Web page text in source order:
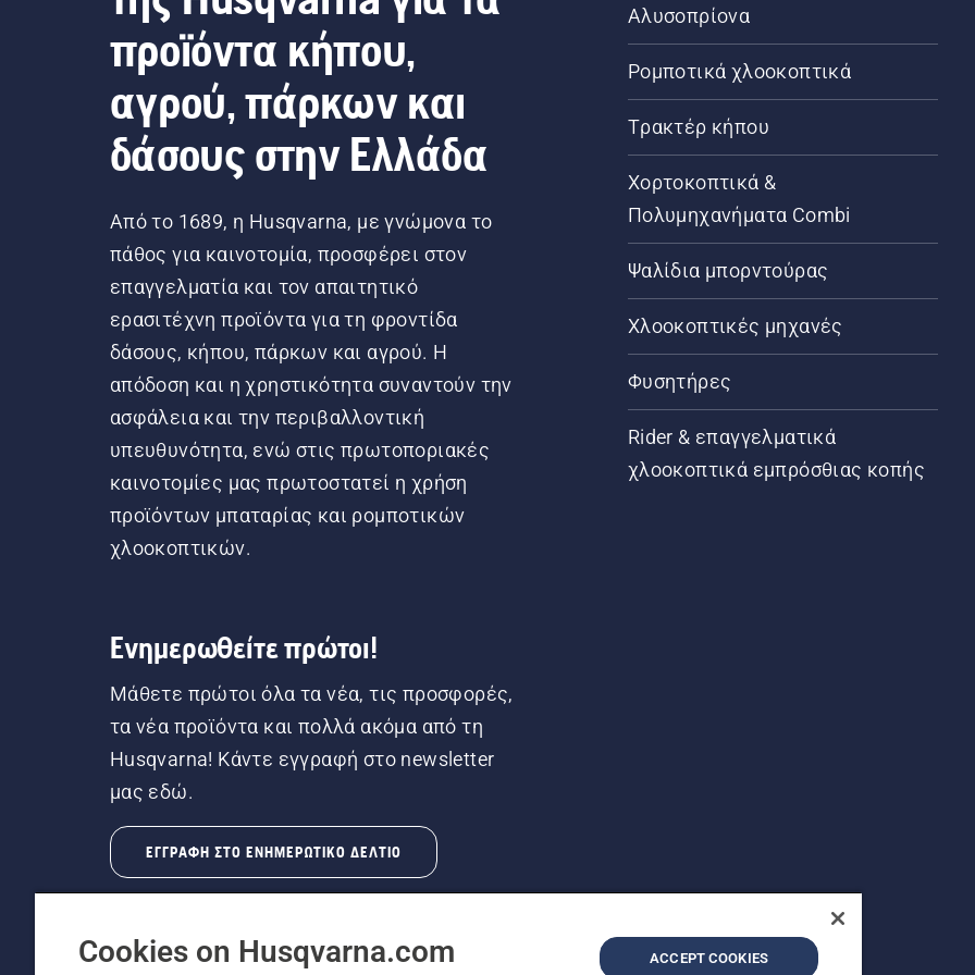
προϊόντα κήπου,
αγρού, πάρκων και
δάσους στην Ελλάδα
Από το 1689, η Husqvarna, με γνώμονα το
πάθος για καινοτομία, προσφέρει στον
επαγγελματία και τον απαιτητικό
ερασιτέχνη προϊόντα για τη φροντίδα
δάσους, κήπου, πάρκων και αγρού. Η
απόδοση και η χρηστικότητα συναντούν την
ασφάλεια και την περιβαλλοντική
υπευθυνότητα, ενώ στις πρωτοποριακές
καινοτομίες μας πρωτοστατεί η χρήση
προϊόντων μπαταρίας και ρομποτικών
χλοοκοπτικών.
Ενημερωθείτε πρώτοι!
Μάθετε πρώτοι όλα τα νέα, τις προσφορές,
τα νέα προϊόντα και πολλά ακόμα από τη
Husqvarna! Κάντε εγγραφή στο newsletter
μας εδώ.
ΕΓΓΡΑΦΉ ΣΤΟ ΕΝΗΜΕΡΩΤΙΚΌ ΔΕΛΤΊΟ
Αλυσοπρίονα
Ρομποτικά χλοοκοπτικά
Τρακτέρ κήπου
Χορτοκοπτικά &
Πολυμηχανήματα Combi
Ψαλίδια μπορντούρας
Χλοοκοπτικές μηχανές
Φυσητήρες
Rider & επαγγελματικά
χλοοκοπτικά εμπρόσθιας κοπής
Cookies on Husqvarna.com ACCEPT COOKIES